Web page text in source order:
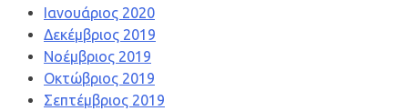
Ιανουάριος 2020
Δεκέμβριος 2019
Νοέμβριος 2019
Οκτώβριος 2019
Σεπτέμβριος 2019